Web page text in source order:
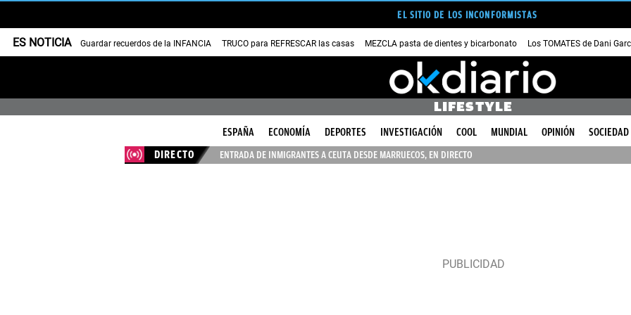
EL SITIO DE LOS INCONFORMISTAS
ES NOTICIA Guardar recuerdos de la INFANCIA TRUCO para REFRESCAR las casas MEZCLA pasta de dientes y bicarbonato Los TOMATES de Dani
LIFESTYLE
ESPAÑA ECONOMÍA DEPORTES INVESTIGACIÓN COOL MUNDIAL OPINIÓN SOCIEDAD
DIRECTO
ENTRADA DE INMIGRANTES A CEUTA DESDE MARRUECOS, EN DIRECTO